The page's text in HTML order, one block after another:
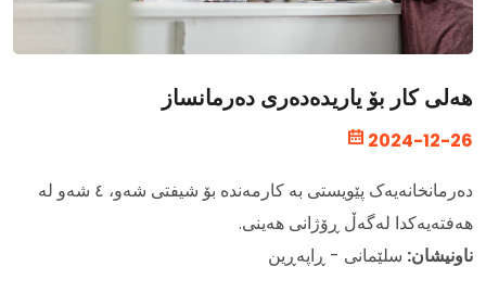
هەلی کار بۆ یاریدەدەری دەرمانساز
2024-12-26
دەرمانخانەیەک پێویستی بە کارمەندە بۆ شیفتی شەو، ٤ شەو لە
هەفتەیەکدا لەگەڵ ڕۆژانی هەینی.
ناونیشان: سلێمانی - ڕاپەڕین